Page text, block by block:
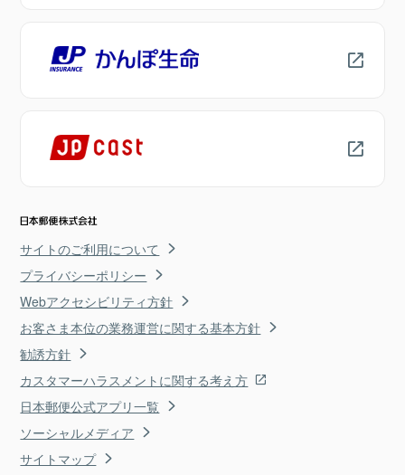
サイトのご利用について
プライバシーポリシー
Webアクセシビリティ方針
お客さま本位の業務運営に関する基本方針
勧誘方針
カスタマーハラスメントに関する考え方
日本郵便公式アプリ一覧
ソーシャルメディア
サイトマップ